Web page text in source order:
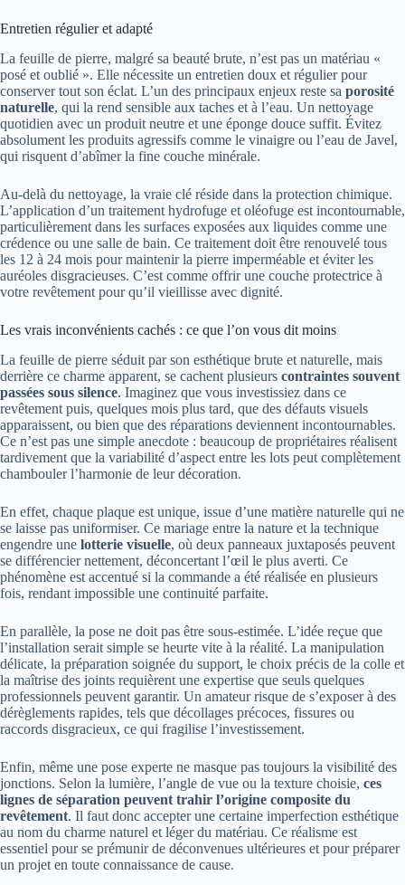
Entretien régulier et adapté
La feuille de pierre, malgré sa beauté brute, n’est pas un matériau «
posé et oublié ». Elle nécessite un entretien doux et régulier pour
conserver tout son éclat. L’un des principaux enjeux reste sa porosité
naturelle, qui la rend sensible aux taches et à l’eau. Un nettoyage
quotidien avec un produit neutre et une éponge douce suffit. Évitez
absolument les produits agressifs comme le vinaigre ou l’eau de Javel,
qui risquent d’abîmer la fine couche minérale.
Au-delà du nettoyage, la vraie clé réside dans la protection chimique.
L’application d’un traitement hydrofuge et oléofuge est incontournable,
particulièrement dans les surfaces exposées aux liquides comme une
crédence ou une salle de bain. Ce traitement doit être renouvelé tous
les 12 à 24 mois pour maintenir la pierre imperméable et éviter les
auréoles disgracieuses. C’est comme offrir une couche protectrice à
votre revêtement pour qu’il vieillisse avec dignité.
Les vrais inconvénients cachés : ce que l’on vous dit moins
La feuille de pierre séduit par son esthétique brute et naturelle, mais
derrière ce charme apparent, se cachent plusieurs contraintes souvent
passées sous silence. Imaginez que vous investissiez dans ce
revêtement puis, quelques mois plus tard, que des défauts visuels
apparaissent, ou bien que des réparations deviennent incontournables.
Ce n’est pas une simple anecdote : beaucoup de propriétaires réalisent
tardivement que la variabilité d’aspect entre les lots peut complètement
chambouler l’harmonie de leur décoration.
En effet, chaque plaque est unique, issue d’une matière naturelle qui ne
se laisse pas uniformiser. Ce mariage entre la nature et la technique
engendre une lotterie visuelle, où deux panneaux juxtaposés peuvent
se différencier nettement, déconcertant l’œil le plus averti. Ce
phénomène est accentué si la commande a été réalisée en plusieurs
fois, rendant impossible une continuité parfaite.
En parallèle, la pose ne doit pas être sous-estimée. L’idée reçue que
l’installation serait simple se heurte vite à la réalité. La manipulation
délicate, la préparation soignée du support, le choix précis de la colle et
la maîtrise des joints requièrent une expertise que seuls quelques
professionnels peuvent garantir. Un amateur risque de s’exposer à des
dérèglements rapides, tels que décollages précoces, fissures ou
raccords disgracieux, ce qui fragilise l’investissement.
Enfin, même une pose experte ne masque pas toujours la visibilité des
jonctions. Selon la lumière, l’angle de vue ou la texture choisie, ces
lignes de séparation peuvent trahir l’origine composite du
revêtement. Il faut donc accepter une certaine imperfection esthétique
au nom du charme naturel et léger du matériau. Ce réalisme est
essentiel pour se prémunir de déconvenues ultérieures et pour préparer
un projet en toute connaissance de cause.